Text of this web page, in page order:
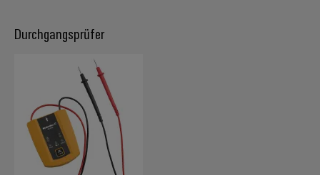
Durchgangsprüfer